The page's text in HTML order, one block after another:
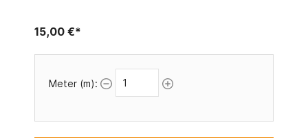
15,00 €*
Meter (m):